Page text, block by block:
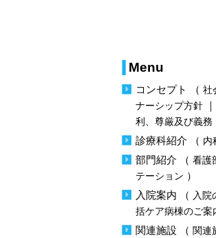
Menu
コンセプト （ 社
ナーシップ方針 ｜
利、尊厳及び義務
診療科紹介 （ 内
部門紹介 （ 看護
テーション ）
入院案内 （ 入院
括ケア病棟のご案
関連施設 （ 関連